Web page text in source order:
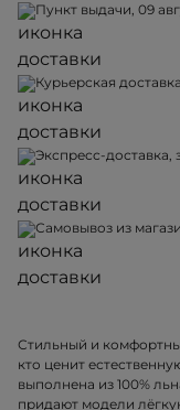
Пункт выдачи, 09
Курьерская
Экспресс-доставка,
Самовывоз из
Стильный и
кто ценит
выполнена из 100%
придают модели